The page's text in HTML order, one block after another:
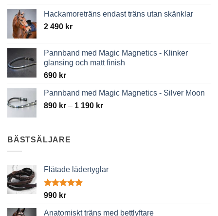
890 kr
Hackamoreträns endast träns utan skänklar
2 490 kr
Pannband med Magic Magnetics - Klinker
glansing och matt finish
690 kr
Pannband med Magic Magnetics - Silver Moon
890 kr – 1 190 krPrice
BÄSTSÄLJARE
Flätade lädertyglar
Betygsatt
990 kr
Anatomiskt träns med bettlyftare